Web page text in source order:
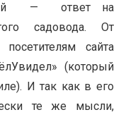
— ответ на
садовода. От
сайта
(который
И так как в его
те же мысли,